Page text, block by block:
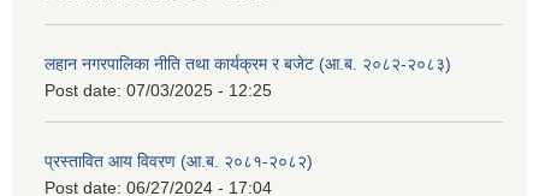
लहान नगरपालिका नीति तथा कार्यक्रम र बजेट (आ.ब. २०८२-२०८३)
Post date: 07/03/2025 - 12:25
प्रस्तावित आय विवरण (आ.ब. २०८१-२०८२)
Post date: 06/27/2024 - 17:04